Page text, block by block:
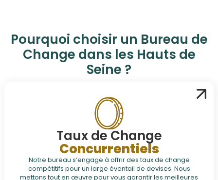
Pourquoi choisir un Bureau de
Change dans les Hauts de
Seine ?
Taux de Change
Concurrentiels
Notre bureau s’engage à offrir des taux de change
compétitifs pour un large éventail de devises. Nous
mettons tout en œuvre pour vous garantir les meilleures